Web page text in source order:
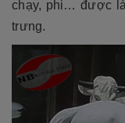
chạy, phi… được
trưng.